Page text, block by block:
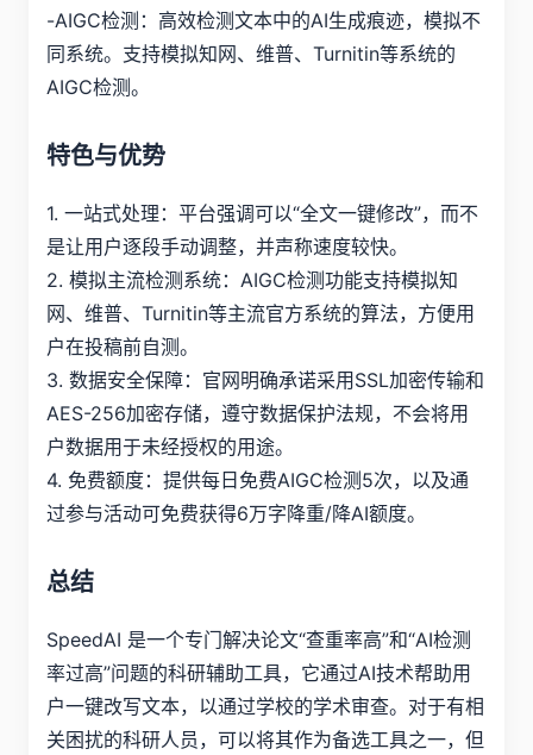
-AIGC检测：高效检测文本中的AI生成痕迹，模拟不
同系统。支持模拟知网、维普、Turnitin等系统的
AIGC检测。
特色与优势
1. 一站式处理：平台强调可以“全文一键修改”，而不
是让用户逐段手动调整，并声称速度较快。
2. 模拟主流检测系统：AIGC检测功能支持模拟知
网、维普、Turnitin等主流官方系统的算法，方便用
户在投稿前自测。
3. 数据安全保障：官网明确承诺采用SSL加密传输和
AES-256加密存储，遵守数据保护法规，不会将用
户数据用于未经授权的用途。
4. 免费额度：提供每日免费AIGC检测5次，以及通
过参与活动可免费获得6万字降重/降AI额度。
总结
SpeedAI 是一个专门解决论文“查重率高”和“AI检测
率过高”问题的科研辅助工具，它通过AI技术帮助用
户一键改写文本，以通过学校的学术审查。对于有相
关困扰的科研人员，可以将其作为备选工具之一，但